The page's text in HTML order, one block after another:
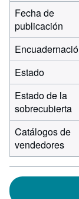
Fecha de
publicación
Estado
Estado de la
sobrecubierta
Catálogos de
vendedores